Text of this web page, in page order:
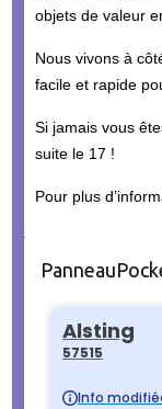
objets de valeur
Nous vivons à
facile et rapide
Si jamais vous
suite le 17 !
Pour plus